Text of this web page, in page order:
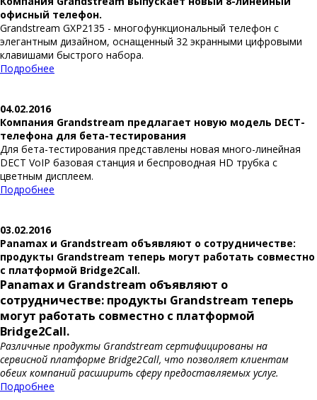
офисный телефон.
Grandstream GXP2135 - многофункциональный телефон с
элегантным дизайном, оснащенный 32 экранными цифровыми
клавишами быстрого набора.
Подробнее
04.02.2016
Компания Grandstream предлагает новую модель DECT-
телефона для бета-тестирования
Для бета-тестирования представлены новая много-линейная
DECT VoIP базовая станция и беспроводная HD трубка с
цветным дисплеем.
Подробнее
03.02.2016
Panamax и Grandstream объявляют о сотрудничестве:
продукты Grandstream теперь могут работать совместно
с платформой Bridge2Call.
Panamax и Grandstream объявляют о
сотрудничестве: продукты Grandstream теперь
могут работать совместно с платформой
Bridge2Call.
Различные продукты Grandstream сертифицированы на
сервисной платформе Bridge2Call, что позволяет клиентам
обеих компаний расширить сферу предоставляемых услуг.
Подробнее